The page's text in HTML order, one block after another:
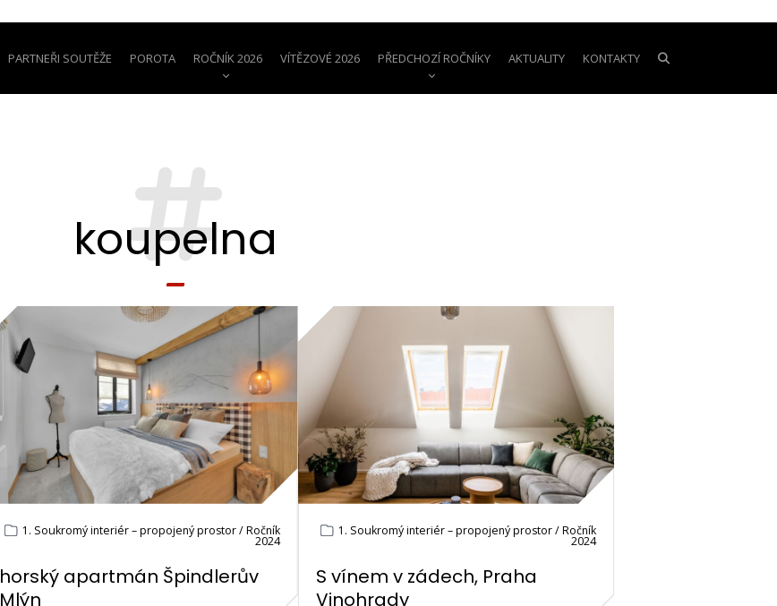
PARTNEŘI SOUTĚŽE POROTA ROČNÍK 2026 VÍTĚZOVÉ 2026 PŘEDCHOZÍ ROČNÍKY AKTUALITY KONTAKTY
koupelna
1. Soukromý interiér – propojený prostor / Ročník
2024
horský apartmán Špindlerův
Mlýn
1. Soukromý interiér – propojený prostor / Ročník
2024
S vínem v zádech, Praha
Vinohrady